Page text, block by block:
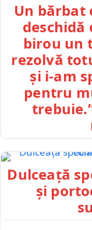
Un bărbat
deschidă
birou un
rezolvă
și i-am
pentru
Dulceață
și